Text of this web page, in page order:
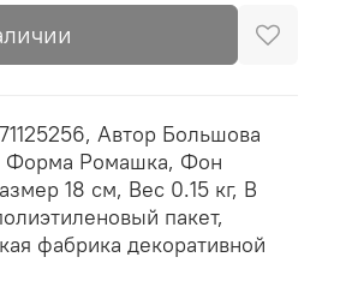
Автор Большова
Форма Ромашка, Фон
18 см, Вес 0.15 кг, В
пакет,
фабрика декоративной